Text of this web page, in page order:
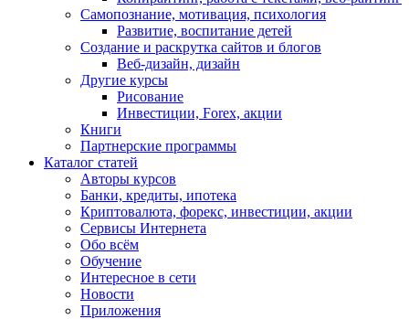
Самопознание, мотивация, психология
Развитие, воспитание детей
Создание и раскрутка сайтов и блогов
Веб-дизайн, дизайн
Другие курсы
Рисование
Инвестиции, Forex, акции
Книги
Партнерские программы
Каталог статей
Авторы курсов
Банки, кредиты, ипотека
Криптовалюта, форекс, инвестиции, акции
Сервисы Интернета
Обо всём
Обучение
Интересное в сети
Новости
Приложения